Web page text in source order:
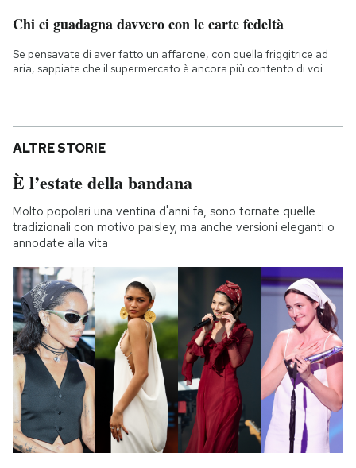
Chi ci guadagna davvero con le carte fedeltà
Se pensavate di aver fatto un affarone, con quella friggitrice ad
aria, sappiate che il supermercato è ancora più contento di voi
ALTRE STORIE
È l’estate della bandana
Molto popolari una ventina d'anni fa, sono tornate quelle
tradizionali con motivo paisley, ma anche versioni eleganti o
annodate alla vita